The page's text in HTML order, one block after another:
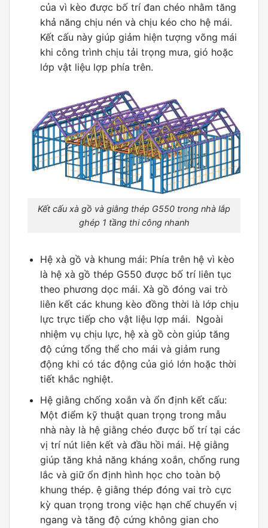
của vì kèo được bố trí đan chéo nhằm tăng
khả năng chịu nén và chịu kéo cho hệ mái.
Kết cấu này giúp giảm hiện tượng võng mái
khi công trình chịu tải trọng mưa, gió hoặc
lớp vật liệu lợp phía trên.
Kết cấu xà gồ và giằng thép G550 trong nhà lắp
ghép 1 tầng thi công nhanh
Hệ xà gồ và khung mái: Phía trên hệ vì kèo
là hệ xà gồ thép G550 được bố trí liên tục
theo phương dọc mái. Xà gồ đóng vai trò
liên kết các khung kèo đồng thời là lớp chịu
lực trực tiếp cho vật liệu lợp mái. Ngoài
nhiệm vụ chịu lực, hệ xà gồ còn giúp tăng
độ cứng tổng thể cho mái và giảm rung
động khi có tác động của gió lớn hoặc thời
tiết khắc nghiệt.
Hệ giằng chống xoắn và ổn định kết cấu:
Một điểm kỹ thuật quan trọng trong mẫu
nhà này là hệ giằng chéo được bố trí tại các
vị trí nút liên kết và đầu hồi mái. Hệ giằng
giúp tăng khả năng kháng xoắn, chống rung
lắc và giữ ổn định hình học cho toàn bộ
khung thép. ệ giằng thép đóng vai trò cực
kỳ quan trọng trong việc hạn chế chuyển vị
ngang và tăng độ cứng không gian cho